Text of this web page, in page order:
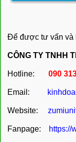
Để được tư vấn và
CÔNG TY TNHH
Hotline: 090
Email:
Website:
Fanpage: https://